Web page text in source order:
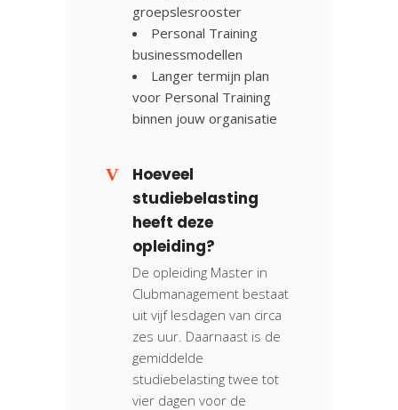
groepslesrooster
Personal Training
businessmodellen
Langer termijn plan
voor Personal Training
binnen jouw organisatie
Hoeveel
studiebelasting
heeft deze
opleiding?
De opleiding Master in
Clubmanagement bestaat
uit vijf lesdagen van circa
zes uur. Daarnaast is de
gemiddelde
studiebelasting twee tot
vier dagen voor de